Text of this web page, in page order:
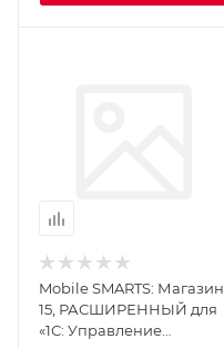
Mobile SMARTS: Магазин
15, РАСШИРЕННЫЙ для
«1С: Управление